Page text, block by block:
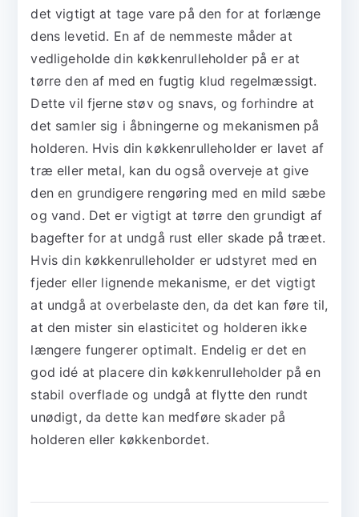
det vigtigt at tage vare på den for at forlænge
dens levetid. En af de nemmeste måder at
vedligeholde din køkkenrulleholder på er at
tørre den af med en fugtig klud regelmæssigt.
Dette vil fjerne støv og snavs, og forhindre at
det samler sig i åbningerne og mekanismen på
holderen. Hvis din køkkenrulleholder er lavet af
træ eller metal, kan du også overveje at give
den en grundigere rengøring med en mild sæbe
og vand. Det er vigtigt at tørre den grundigt af
bagefter for at undgå rust eller skade på træet.
Hvis din køkkenrulleholder er udstyret med en
fjeder eller lignende mekanisme, er det vigtigt
at undgå at overbelaste den, da det kan føre til,
at den mister sin elasticitet og holderen ikke
længere fungerer optimalt. Endelig er det en
god idé at placere din køkkenrulleholder på en
stabil overflade og undgå at flytte den rundt
unødigt, da dette kan medføre skader på
holderen eller køkkenbordet.